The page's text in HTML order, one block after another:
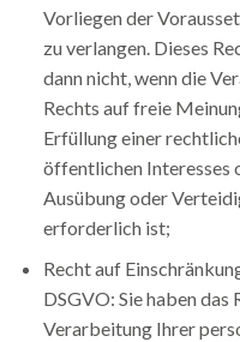
Vorliegen der
zu verlangen. Dieses
dann nicht, wenn die
Rechts auf freie
Erfüllung einer
öffentlichen Interesses
Ausübung oder
erforderlich ist;
Recht auf
DSGVO: Sie haben das
Verarbeitung Ihrer